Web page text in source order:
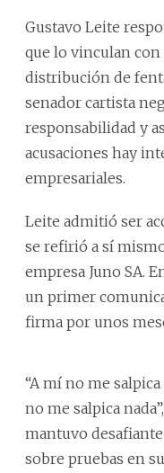
Gustavo Leite
que lo vinculan con
distribución de
senador cartista
responsabilidad y
acusaciones hay
empresariales.
Leite admitió ser
se refirió a sí
empresa Juno SA.
un primer
firma por unos
“A mí no me
no me salpica
mantuvo
sobre pruebas en